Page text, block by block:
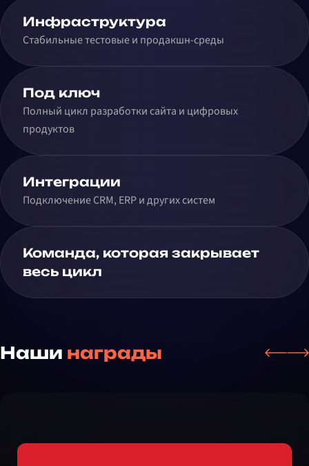
Инфраструктура
Стабильные тестовые и продакшн-среды
Под ключ
Полный цикл разработки сайта и цифровых
продуктов
Интеграции
Подключение CRM, ERP и других систем
Команда, которая закрывает
весь цикл
Наши награды